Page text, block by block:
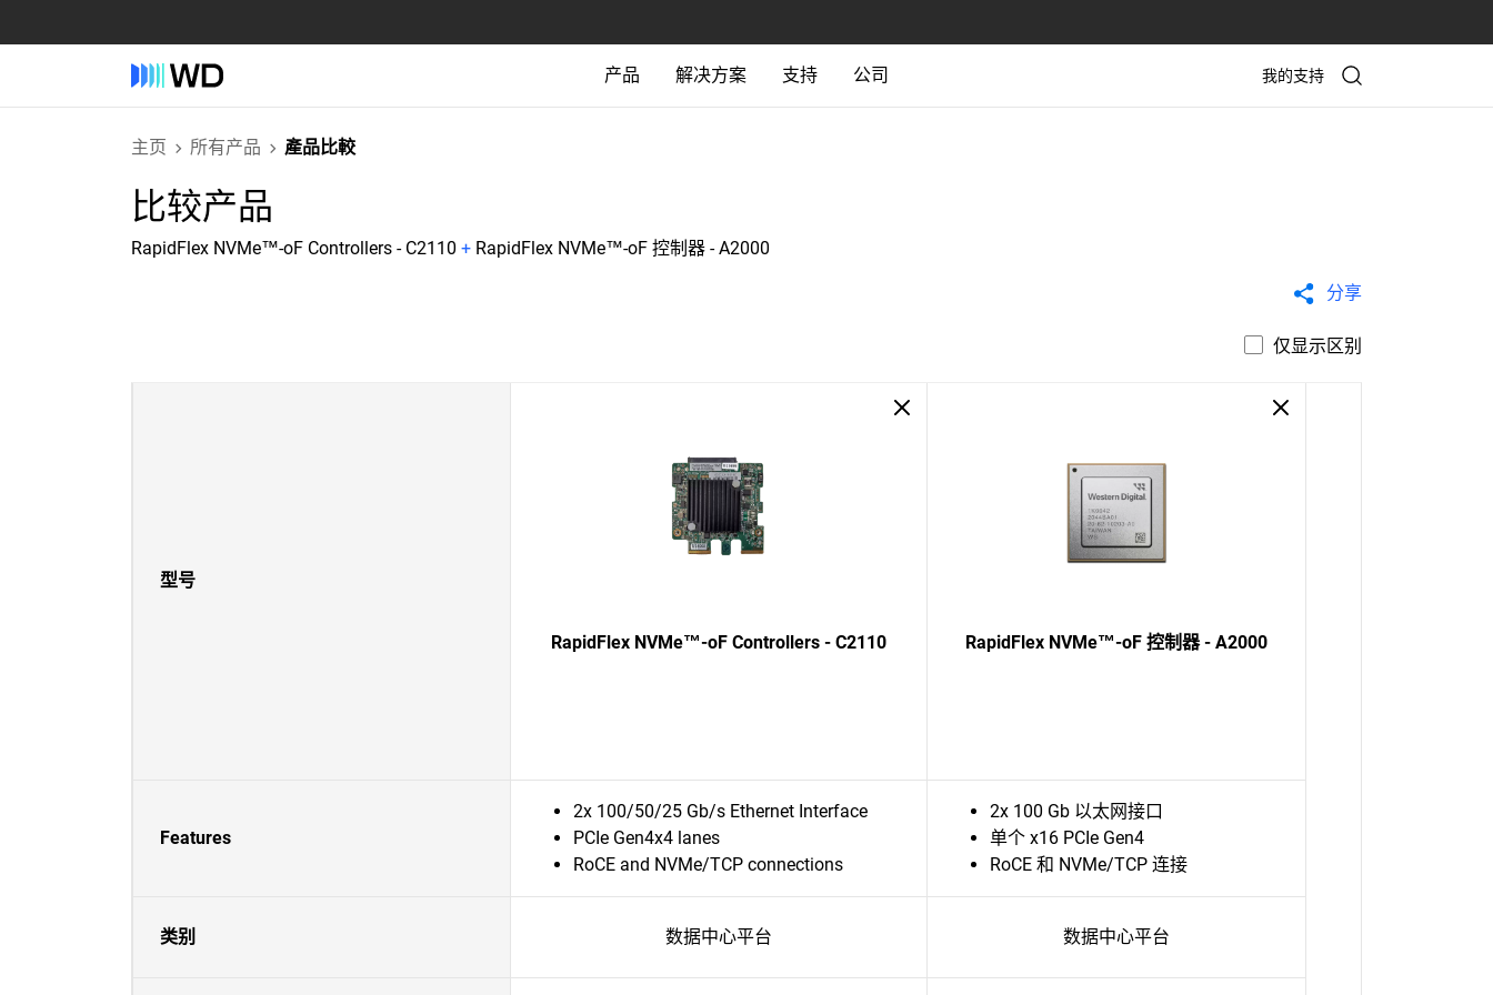
产品 解决方案 支持 公司 我的支持
主页 所有产品 產品比較
比较产品
RapidFlex NVMe™-oF Controllers - C2110 + RapidFlex NVMe™-oF 控制器 - A2000
分享
仅显示区别
型号
RapidFlex NVMe™-oF Controllers - C2110 RapidFlex NVMe™-oF 控制器 - A2000
Features
2x 100/50/25 Gb/s Ethernet Interface
PCIe Gen4x4 lanes
RoCE and NVMe/TCP connections
2x 100 Gb 以太网接口
单个 x16 PCIe Gen4
RoCE 和 NVMe/TCP 连接
类别 数据中心平台 数据中心平台